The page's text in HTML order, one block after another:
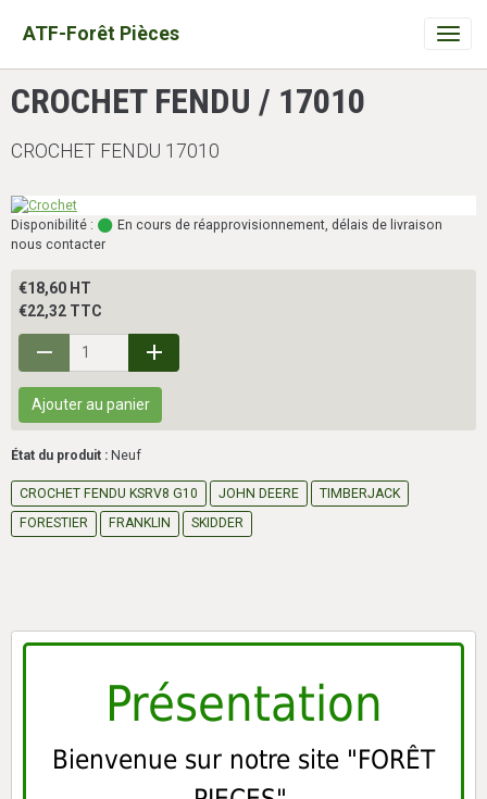
ATF-Forêt Pièces
CROCHET FENDU / 17010
CROCHET FENDU 17010
Disponibilité :
En cours de réapprovisionnement, délais de livraison
nous contacter
€18,60 HT
€22,32 TTC
Ajouter au panier
État du produit : Neuf
CROCHET FENDU KSRV8 G10 JOHN DEERE
TIMBERJACK
FORESTIER
FRANKLIN SKIDDER
Présentation
Bienvenue sur notre site "FORÊT